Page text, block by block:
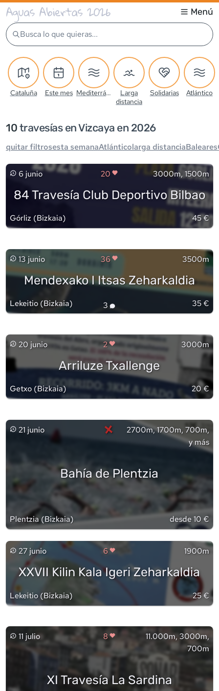
Aguas Abiertas 2026 Menú
Busca lo que quieras...
Cataluña Este mes Mediterráneo
Larga
distancia
Solidarias Atlántico
10 travesías en Vizcaya en 2026
quitar filtrosesta semanaAtlánticolarga distanciaBaleares
6 junio 20 3000m, 1500m
84 Travesía Club Deportivo Bilbao
Górliz (Bizkaia) 45 €
13 junio 36 3500m
Mendexako I Itsas Zeharkaldia
Lekeitio (Bizkaia) 3 35 €
20 junio 2 3000m
Arriluze Txallenge
Getxo (Bizkaia) 20 €
21 junio ×
2700m, 1700m, 700m,
y más
Bahía de Plentzia
Plentzia(Bizkaia) desde 10 €
27 junio 6 1900m
XXVII Kilin Kala Igeri Zeharkaldia
Lekeitio(Bizkaia) 25 €
11 julio 8
11.000m, 3000m,
700m
XI Travesía La Sardina